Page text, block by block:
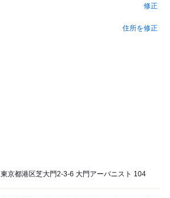
修正
住所を修正
東京都港区芝大門2-3-6 大門アーバニスト 104